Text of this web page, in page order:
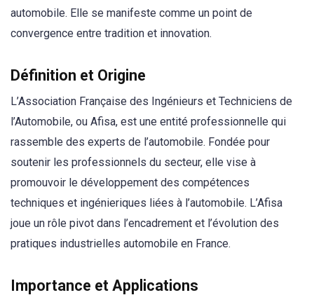
automobile. Elle se manifeste comme un point de
convergence entre tradition et innovation.
Définition et Origine
L’Association Française des Ingénieurs et Techniciens de
l’Automobile, ou Afisa, est une entité professionnelle qui
rassemble des experts de l’automobile. Fondée pour
soutenir les professionnels du secteur, elle vise à
promouvoir le développement des compétences
techniques et ingénieriques liées à l’automobile. L’Afisa
joue un rôle pivot dans l’encadrement et l’évolution des
pratiques industrielles automobile en France.
Importance et Applications